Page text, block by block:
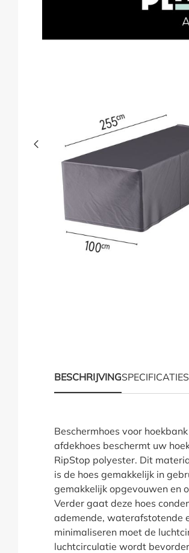
BESCHRIJVINGSPECIFICATIES
Beschermhoes voor
afdekhoes beschermt uw
RipStop polyester. Dit
is de hoes gemakkelijk in
gemakkelijk opgevouwen en
Verder gaat deze hoes
ademende, waterafstotende
minimaliseren moet de
luchtcirculatie wordt